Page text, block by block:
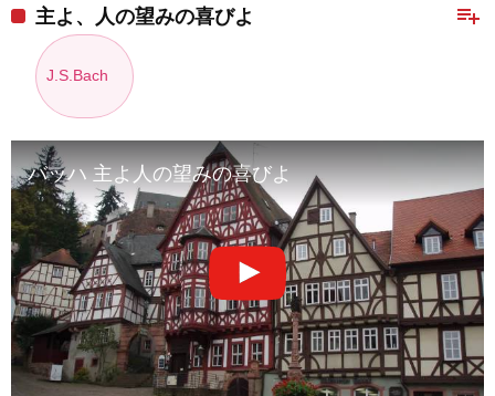
playlist_add
主よ、人の望みの喜びよ
J.S.Bach
バッハ 主よ人の望みの喜びよ